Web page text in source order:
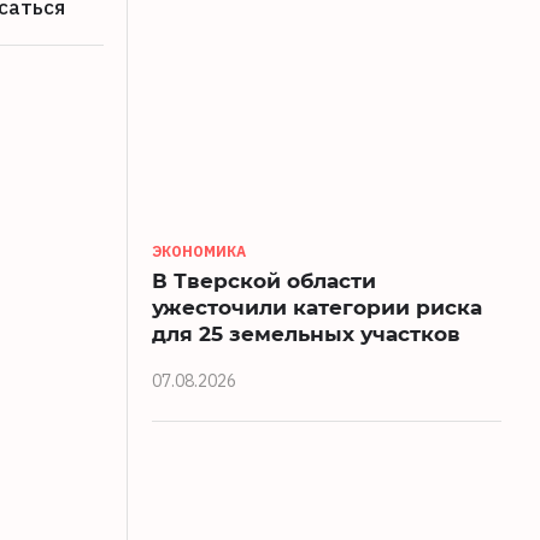
ЭКОНОМИКА
В Тверской области
ужесточили категории риска
для 25 земельных участков
07.08.2026